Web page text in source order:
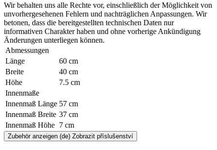
Wir behalten uns alle Rechte vor, einschließlich der Möglichkeit von
unvorhergesehenen Fehlern und nachträglichen Anpassungen. Wir
betonen, dass die bereitgestellten technischen Daten nur
informativen Charakter haben und ohne vorherige Ankündigung
Änderungen unterliegen können.
Abmessungen
Länge
60 cm
Breite
40 cm
Höhe
7.5 cm
Innenmaße
Innenmaß Länge 57 cm
Innenmaß Breite 37 cm
Innenmaß Höhe 7 cm
Zubehör anzeigen (de) Zobrazit příslušenství